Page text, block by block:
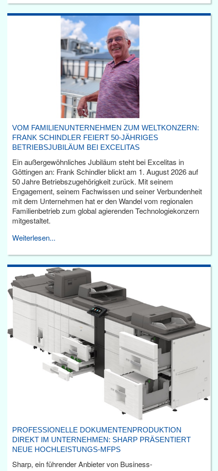
VOM FAMILIENUNTERNEHMEN ZUM WELTKONZERN:
FRANK SCHINDLER FEIERT 50-JÄHRIGES
BETRIEBSJUBILÄUM BEI EXCELITAS
Ein außergewöhnliches Jubiläum steht bei Excelitas in
Göttingen an: Frank Schindler blickt am 1. August 2026 auf
50 Jahre Betriebszugehörigkeit zurück. Mit seinem
Engagement, seinem Fachwissen und seiner Verbundenheit
mit dem Unternehmen hat er den Wandel vom regionalen
Familienbetrieb zum global agierenden Technologiekonzern
mitgestaltet.
Weiterlesen...
PROFESSIONELLE DOKUMENTENPRODUKTION
DIREKT IM UNTERNEHMEN: SHARP PRÄSENTIERT
NEUE HOCHLEISTUNGS-MFPS
Sharp, ein führender Anbieter von Business-